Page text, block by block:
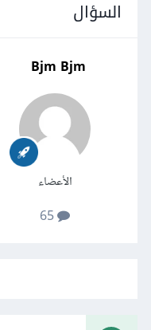
السؤال
Bjm Bjm
الأعضاء